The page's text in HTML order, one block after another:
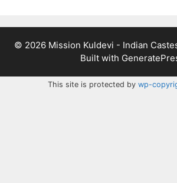
© 2026 Mission Kuldevi - Indian
Built with
This site is protected by wp-